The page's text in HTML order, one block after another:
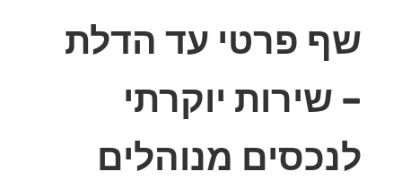
שף פרטי עד הדלת
– שירות יוקרתי
לנכסים מנוהלים